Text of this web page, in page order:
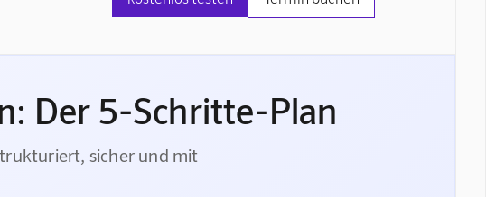
Der 5-Schritte-Plan
sicher und mit